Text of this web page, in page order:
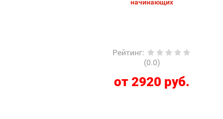
начинающих
Рейтинг:
(0.0)
от 2920 руб.